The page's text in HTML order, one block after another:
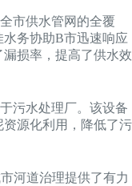
市供水管网的全覆
务协助B市迅速响应
损率，提高了供水效
污水处理厂。该设备
源化利用，降低了污
河道治理提供了有力